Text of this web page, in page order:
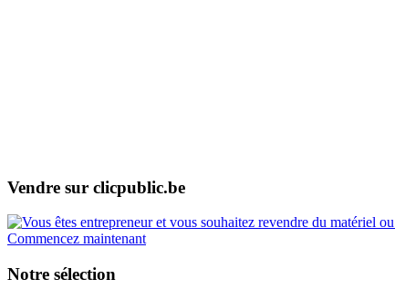
Vendre sur clicpublic.be
Commencez maintenant
Notre sélection